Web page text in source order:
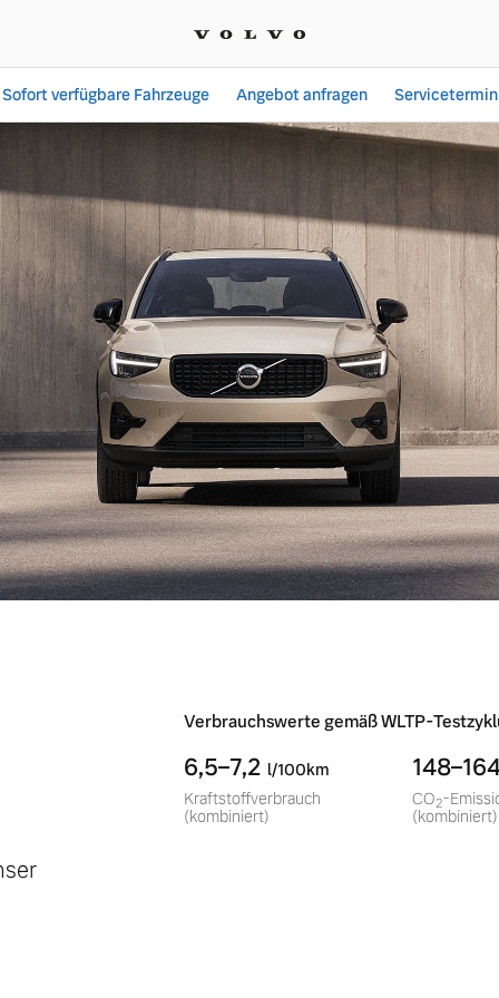
bei Popp
Sofort verfügbare Fahrzeuge Angebot anfragen Servicetermin
Verbrauchswerte gemäß WLTP-
6,5–7,2 l/100km
Kraftstoffverbrauch
(kombiniert)
CO2-
(kombiniert)